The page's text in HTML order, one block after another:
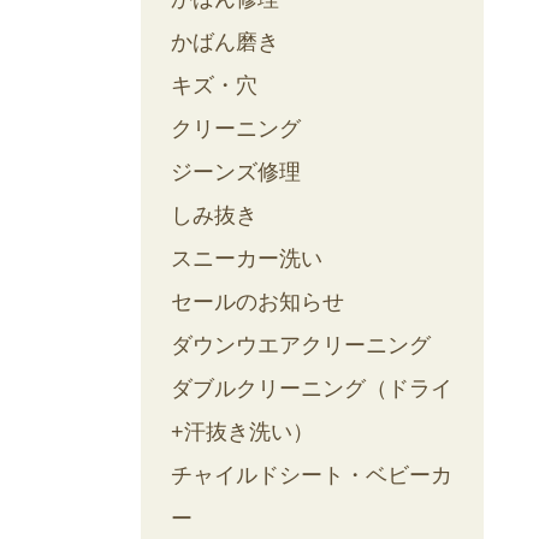
かばん磨き
キズ・穴
クリーニング
ジーンズ修理
しみ抜き
スニーカー洗い
セールのお知らせ
ダウンウエアクリーニング
ダブルクリーニング（ドライ
+汗抜き洗い）
チャイルドシート・ベビーカ
ー